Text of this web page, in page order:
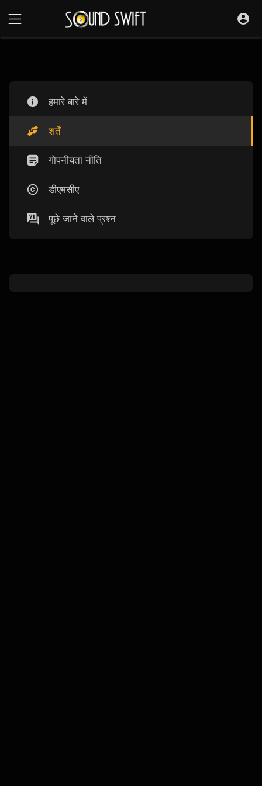
हमारे बारे में
शर्तें
गोपनीयता नीति
डीएमसीए
पूछे जाने वाले प्रश्न